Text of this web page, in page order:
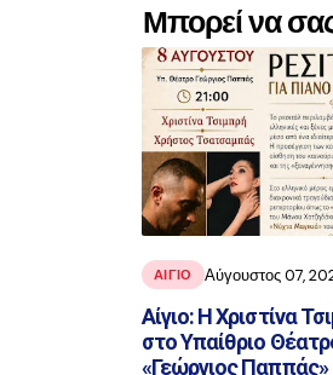
Μπορεί να
ΑΙΓΙΟ Αύγουστος 07,
Αίγιο: Η Χριστίνα
στο Υπαίθριο
«Γεώργιος Παππάς»